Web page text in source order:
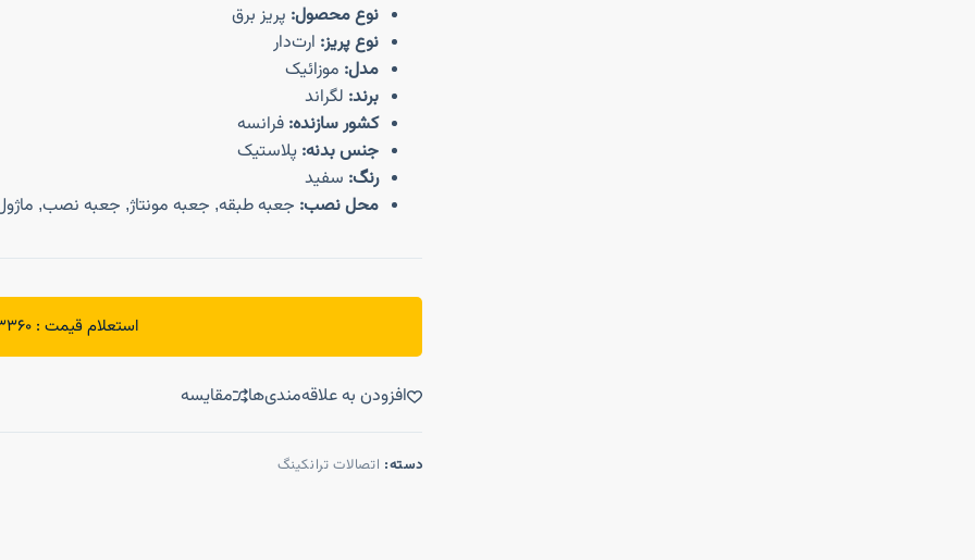
نوع محصول: پریز برق
نوع پریز: ارت‌دار
مدل: موزائیک
برند: لگراند
کشور سازنده: فرانسه
جنس بدنه: پلاستیک
رنگ: سفید
محل نصب: جعبه طبقه, جعبه مونتاژ, جعبه نصب,
استعلام قیمت : 09912953360
افزودن به علاقه‌مندی‌ها مقایسه
دسته: اتصالات ترانکینگ